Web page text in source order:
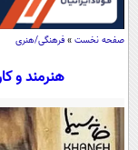
صفحه نخست » فرهنگی/هنری
هنرمند و